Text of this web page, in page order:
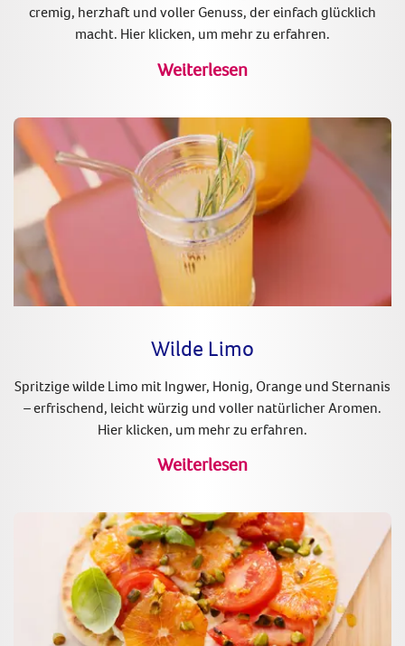
cremig, herzhaft und voller Genuss, der einfach glücklich
macht. Hier klicken, um mehr zu erfahren.
Weiterlesen
Wilde Limo
Spritzige wilde Limo mit Ingwer, Honig, Orange und Sternanis
– erfrischend, leicht würzig und voller natürlicher Aromen.
Hier klicken, um mehr zu erfahren.
Weiterlesen